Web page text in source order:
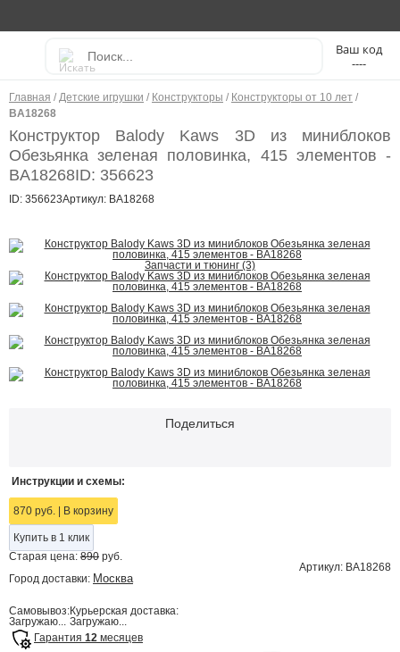
----
Главная / Детские игрушки / Конструкторы / Конструкторы от 10 лет /
BA18268
Конструктор Balody Kaws 3D из миниблоков
Обезьянка зеленая половинка, 415 элементов -
BA18268ID: 356623
ID: 356623Артикул: BA18268
Запчасти и тюнинг (3)
Поделиться
Инструкции и схемы:
870 руб. В корзину
Купить в 1 клик
Старая цена: 890 руб.
Артикул: BA18268
Город доставки: Москва
Самовывоз:
Загружаю...
Курьерская доставка:
Загружаю...
Гарантия 12 месяцев